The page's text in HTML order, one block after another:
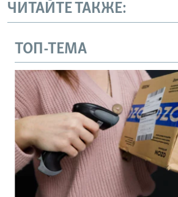
ЧИТАЙТЕ ТАКЖЕ:
ТОП-ТЕМА